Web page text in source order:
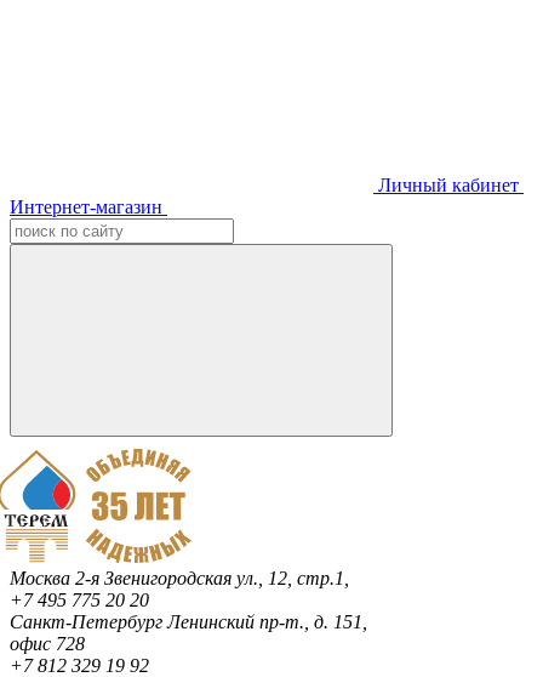
Личный кабинет
Интернет-магазин
Москва 2-я Звенигородская ул., 12, стр.1,
+7 495 775 20 20
Санкт-ПетербургЛенинский пр-т., д. 151,
офис 728
+7 812 329 19 92